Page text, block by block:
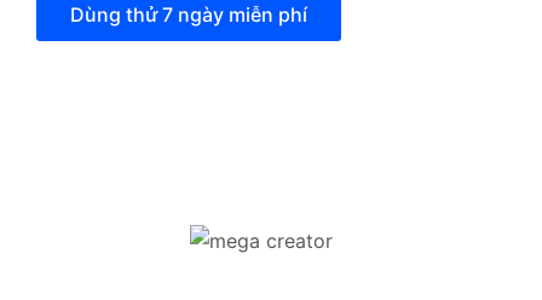
Dùng thử 7 ngày miễn phí